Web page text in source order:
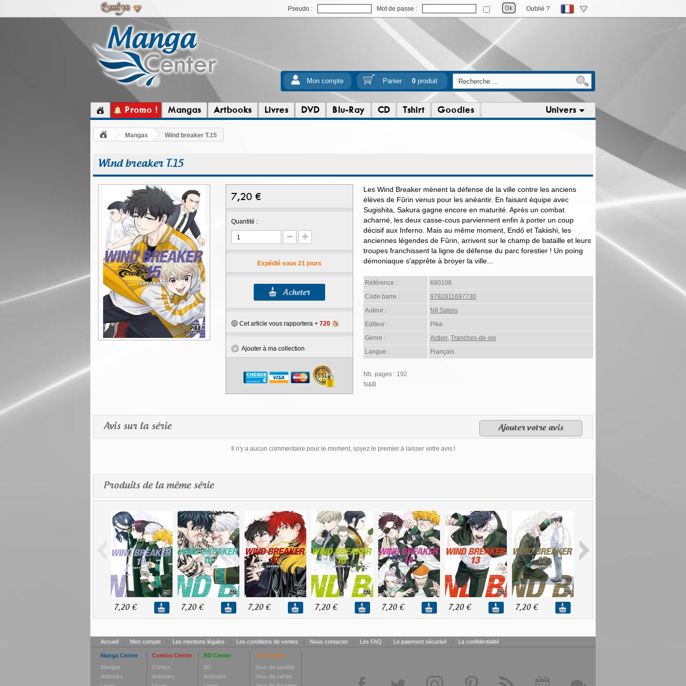
Pseudo : Mot de passe : Oublié ?
Mon compte Panier : 0produit
Promo ! Mangas Artbooks Livres DVD Blu-Ray CD Tshirt Goodies Univers
Mangas Wind breaker T.15
Wind breaker T.15
7,20 €
Quantité :
Expédié sous 21 jours
Cet article vous rapportera + 720
Ajouter à ma collection
Les Wind Breaker mènent la défense de la ville contre les anciens
élèves de Fûrin venus pour les anéantir. En faisant équipe avec
Sugishita, Sakura gagne encore en maturité. Après un combat
acharné, les deux casse-cous parviennent enfin à porter un coup
décisif aux Inferno. Mais au même moment, Endô et Takiishi, les
anciennes légendes de Fûrin, arrivent sur le champ de bataille et leurs
troupes franchissent la ligne de défense du parc forestier ! Un poing
démoniaque s'apprête à broyer la ville...
Référence :
690108
Code barre :
9782811697730
Auteur :
NII Satoru
Editeur :
Pika
Genre :
Action, Tranches-de-vie
Langue :
Français
Nb. pages : 192
N&B
Avis sur la série Ajouter votre avis
Il n'y a aucun commentaire pour le moment, soyez le premier à laisser votre avis !
Produits de la même série
7,20 € 7,20 € 7,20 € 7,20 € 7,20 € 7,20 € 7,20 €
Accueil | Mon compte | Les mentions légales | Les conditions de ventes | Nous contacter | Les FAQ | Le paiement sécurisé | La confidentialité
Manga Center
Mangas
Artbooks
Comics Center
Comics
Artbooks
BD Center
BD
Artbooks
Toy Center
Jeux de société
Jeux de cartes